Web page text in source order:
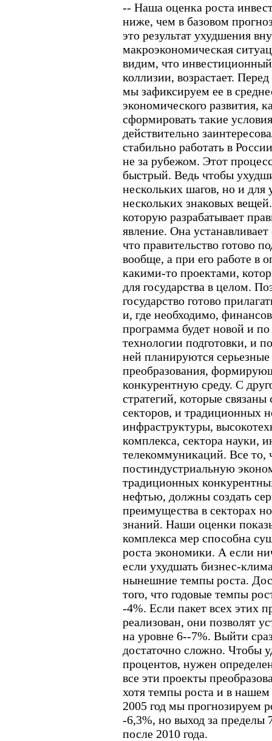
-- Наша оценка роста
ниже, чем в базовом
это результат ухудшения
макроэкономическая
видим, что
коллизии, возрастает.
мы зафиксируем ее в
экономического развития,
сформировать такие
действительно
стабильно работать в
не за рубежом. Этот
быстрый. Ведь чтобы
нескольких шагов, но и для
нескольких знаковых
которую разрабатывает
явление. Она
что правительство готово
вообще, а при его работе в
какими-то проектами,
для государства в целом.
государство готово
и, где необходимо,
программа будет новой и
технологии подготовки, и
ней планируются
преобразования,
конкурентную среду. С
стратегий, которые
секторов, и традиционных
инфраструктуры,
комплекса, сектора науки,
телекоммуникаций. Все то,
постиндустриальную
традиционных
нефтью, должны создать
преимущества в секторах
знаний. Наши оценки
комплекса мер способна
роста экономики. А если
если ухудшать бизнес-
нынешние темпы роста.
того, что годовые темпы
-4%. Если пакет всех этих
реализован, они позволят
на уровне 6--7%. Выйти
достаточно сложно. Чтобы
процентов, нужен
все эти проекты
хотя темпы роста и в
2005 год мы прогнозируем
-6,3%, но выход за пределы
после 2010 года.